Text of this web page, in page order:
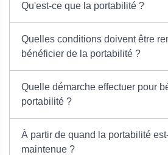
Qu'est-ce que la portabilité ?
Quelles conditions doivent être
bénéficier de la portabilité ?
Quelle démarche effectuer pour
portabilité ?
À partir de quand la portabilité
maintenue ?